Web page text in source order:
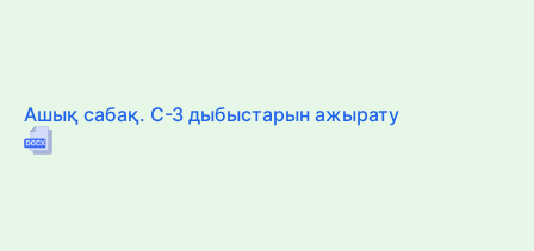
Ашық сабақ. С-З дыбыстарын ажырату